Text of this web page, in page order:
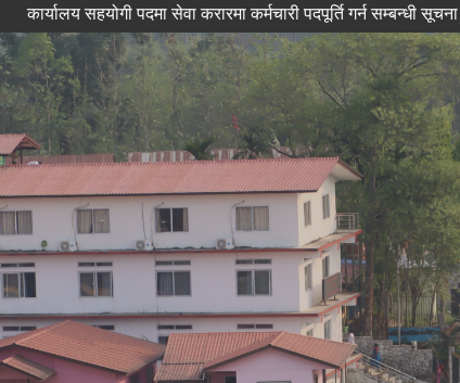
सहयोगी पदमा सेवा करारमा कर्मचारी पदपूर्ति गर्न सम्बन्धी सूचना